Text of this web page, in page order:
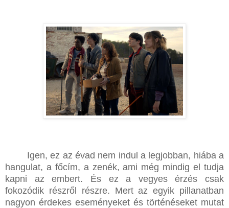
Igen, ez az évad nem indul a legjobban, hiába a
hangulat, a főcím, a zenék, ami még mindig el tudja
kapni az embert. És ez a vegyes érzés csak
fokozódik részről részre. Mert az egyik pillanatban
nagyon érdekes eseményeket és történéseket mutat